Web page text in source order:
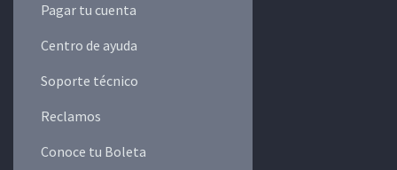
Pagar tu cuenta
Centro de ayuda
Soporte técnico
Reclamos
Conoce tu Boleta